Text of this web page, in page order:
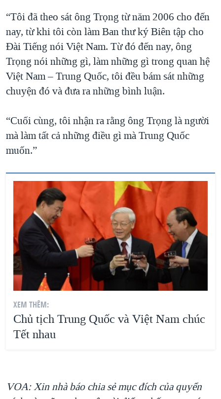
“Tôi đã theo sát ông Trọng từ năm 2006 cho đến
nay, từ khi tôi còn làm Ban thư ký Biên tập cho
Đài Tiếng nói Việt Nam. Từ đó đến nay, ông
Trọng nói những gì, làm những gì trong quan hệ
Việt Nam – Trung Quốc, tôi đều bám sát những
chuyện đó và đưa ra những bình luận.
“Cuối cùng, tôi nhận ra rằng ông Trọng là người
mà làm tất cả những điều gì mà Trung Quốc
muốn.”
XEM THÊM:
Chủ tịch Trung Quốc và Việt Nam chúc
Tết nhau
VOA: Xin nhà báo chia sẻ mục đích của quyển